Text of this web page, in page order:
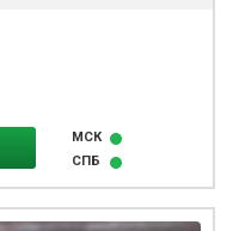
МСК
СПБ